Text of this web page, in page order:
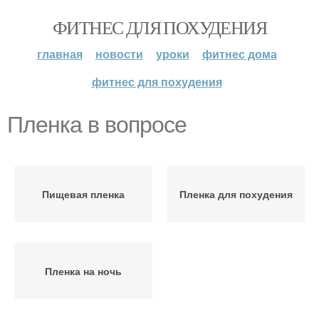
ФИТНЕС ДЛЯ ПОХУДЕНИЯ
главная новости уроки
фитнес дома
фитнес для похудения
Пленка в вопросе
Пищевая пленка Пленка для похудения
Пленка на ночь